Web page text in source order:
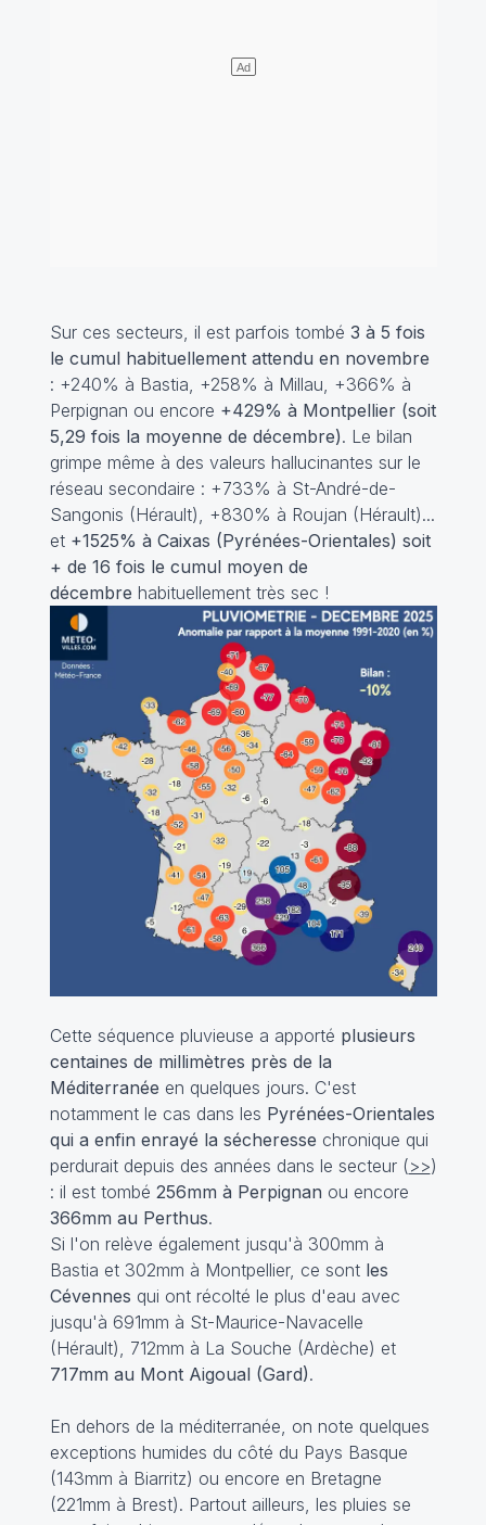
Sur ces secteurs, il est parfois tombé 3 à 5 fois
le cumul habituellement attendu en novembre
: +240% à Bastia, +258% à Millau, +366% à
Perpignan ou encore +429% à Montpellier (soit
5,29 fois la moyenne de décembre). Le bilan
grimpe même à des valeurs hallucinantes sur le
réseau secondaire : +733% à St-André-de-
Sangonis (Hérault), +830% à Roujan (Hérault)...
et +1525% à Caixas (Pyrénées-Orientales) soit
+ de 16 fois le cumul moyen de
décembre habituellement très sec !
Cette séquence pluvieuse a apporté plusieurs
centaines de millimètres près de la
Méditerranée en quelques jours. C'est
notamment le cas dans les Pyrénées-Orientales
qui a enfin enrayé la sécheresse chronique qui
perdurait depuis des années dans le secteur (>>)
: il est tombé 256mm à Perpignan ou encore
366mm au Perthus.
Si l'on relève également jusqu'à 300mm à
Bastia et 302mm à Montpellier, ce sont les
Cévennes qui ont récolté le plus d'eau avec
jusqu'à 691mm à St-Maurice-Navacelle
(Hérault), 712mm à La Souche (Ardèche) et
717mm au Mont Aigoual (Gard).
En dehors de la méditerranée, on note quelques
exceptions humides du côté du Pays Basque
(143mm à Biarritz) ou encore en Bretagne
(221mm à Brest). Partout ailleurs, les pluies se